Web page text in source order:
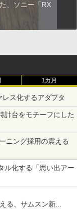
、ソニー「RX
1カ月
ス化するアダプタ
計台をモチーフにした
ニング採用の震える
ル化する「思い出アー
る、サムスン新